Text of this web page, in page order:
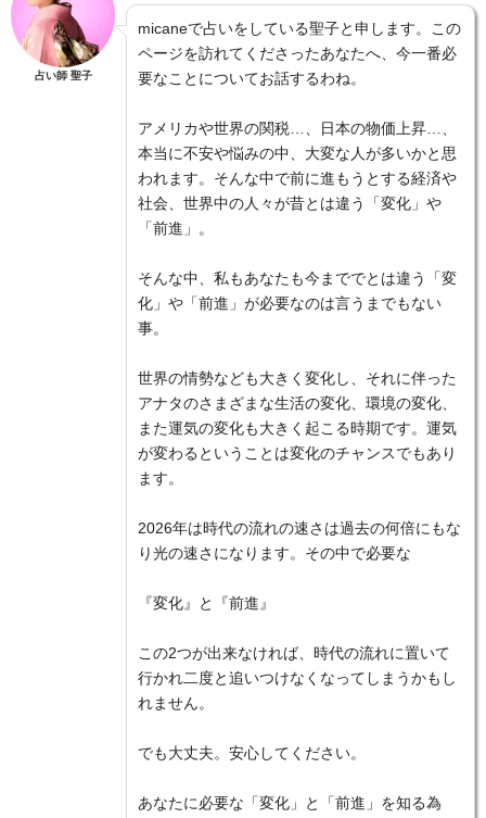
占い師 聖子
micaneで占いをしている聖子と申します。この
ページを訪れてくださったあなたへ、今一番必
要なことについてお話するわね。
アメリカや世界の関税…、日本の物価上昇…、
本当に不安や悩みの中、大変な人が多いかと思
われます。そんな中で前に進もうとする経済や
社会、世界中の人々が昔とは違う「変化」や
「前進」。
そんな中、私もあなたも今まででとは違う「変
化」や「前進」が必要なのは言うまでもない
事。
世界の情勢なども大きく変化し、それに伴った
アナタのさまざまな生活の変化、環境の変化、
また運気の変化も大きく起こる時期です。運気
が変わるということは変化のチャンスでもあり
ます。
2026年は時代の流れの速さは過去の何倍にもな
り光の速さになります。その中で必要な
『変化』と『前進』
この2つが出来なければ、時代の流れに置いて
行かれ二度と追いつけなくなってしまうかもし
れません。
でも大丈夫。安心してください。
あなたに必要な「変化」と「前進」を知る為